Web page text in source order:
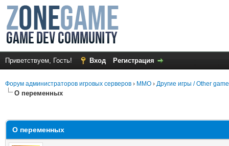
Приветствуем, Гость! Вход Регистрация
Форум администраторов игровых серверов › MMO › Другие игры / Other
О переменных
О переменных